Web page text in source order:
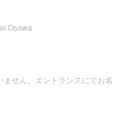
Osawa
せん。エントランスにてお名